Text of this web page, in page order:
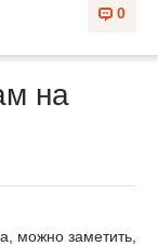
0
на
можно заметить,